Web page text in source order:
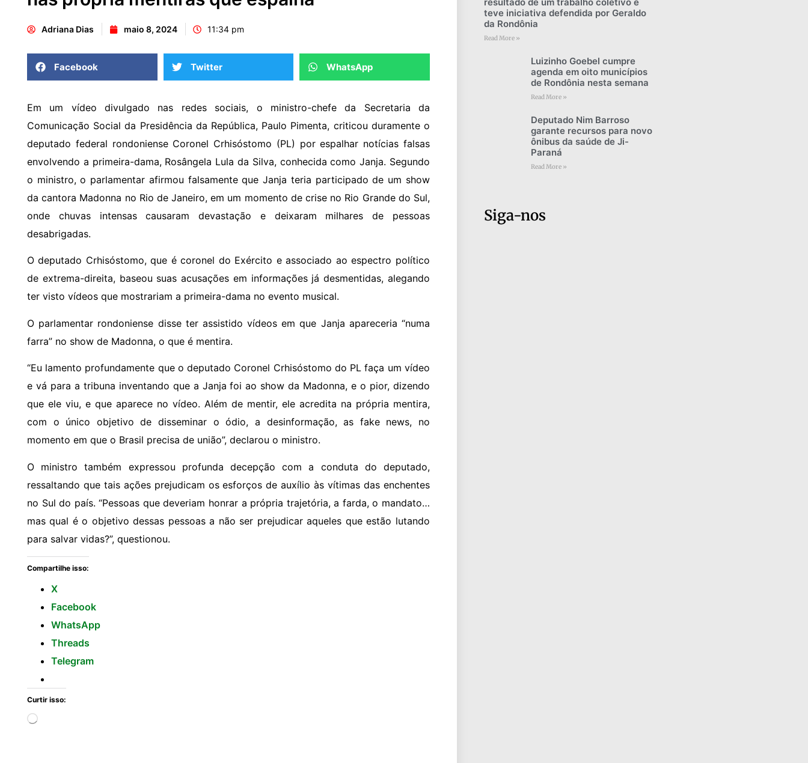
Adriana Dias maio 8, 2024 11:34 pm
Facebook Twitter WhatsApp
Em um vídeo divulgado nas redes sociais, o ministro-chefe da Secretaria da
Comunicação Social da Presidência da República, Paulo Pimenta, criticou duramente o
deputado federal rondoniense Coronel Crhisóstomo (PL) por espalhar notícias falsas
envolvendo a primeira-dama, Rosângela Lula da Silva, conhecida como Janja. Segundo
o ministro, o parlamentar afirmou falsamente que Janja teria participado de um show
da cantora Madonna no Rio de Janeiro, em um momento de crise no Rio Grande do Sul,
onde chuvas intensas causaram devastação e deixaram milhares de pessoas
desabrigadas.
O deputado Crhisóstomo, que é coronel do Exército e associado ao espectro político
de extrema-direita, baseou suas acusações em informações já desmentidas, alegando
ter visto vídeos que mostrariam a primeira-dama no evento musical.
O parlamentar rondoniense disse ter assistido vídeos em que Janja apareceria “numa
farra” no show de Madonna, o que é mentira.
“Eu lamento profundamente que o deputado Coronel Crhisóstomo do PL faça um vídeo
e vá para a tribuna inventando que a Janja foi ao show da Madonna, e o pior, dizendo
que ele viu, e que aparece no vídeo. Além de mentir, ele acredita na própria mentira,
com o único objetivo de disseminar o ódio, a desinformação, as fake news, no
momento em que o Brasil precisa de união”, declarou o ministro.
O ministro também expressou profunda decepção com a conduta do deputado,
ressaltando que tais ações prejudicam os esforços de auxílio às vítimas das enchentes
no Sul do país. “Pessoas que deveriam honrar a própria trajetória, a farda, o mandato…
mas qual é o objetivo dessas pessoas a não ser prejudicar aqueles que estão lutando
para salvar vidas?”, questionou.
Compartilhe isso:
X
Facebook
WhatsApp
Threads
Telegram
Curtir isso:
teve iniciativa defendida por Geraldo
da Rondônia
Read More »
Luizinho Goebel cumpre
agenda em oito municípios
de Rondônia nesta semana
Read More »
Deputado Nim Barroso
garante recursos para novo
ônibus da saúde de Ji-
Paraná
Read More »
Siga-nos